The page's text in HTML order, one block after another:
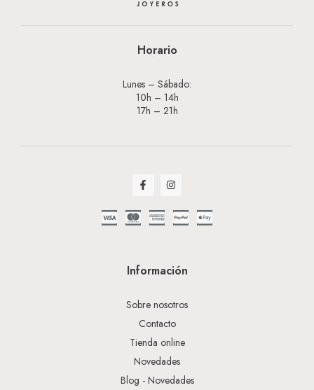
Horario
Lunes – Sábado:
10h – 14h
17h – 21h
Información
Sobre nosotros
Contacto
Tienda online
Novedades
Blog - Novedades